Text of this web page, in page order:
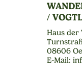
/
Haus der
08606
E-Mail: